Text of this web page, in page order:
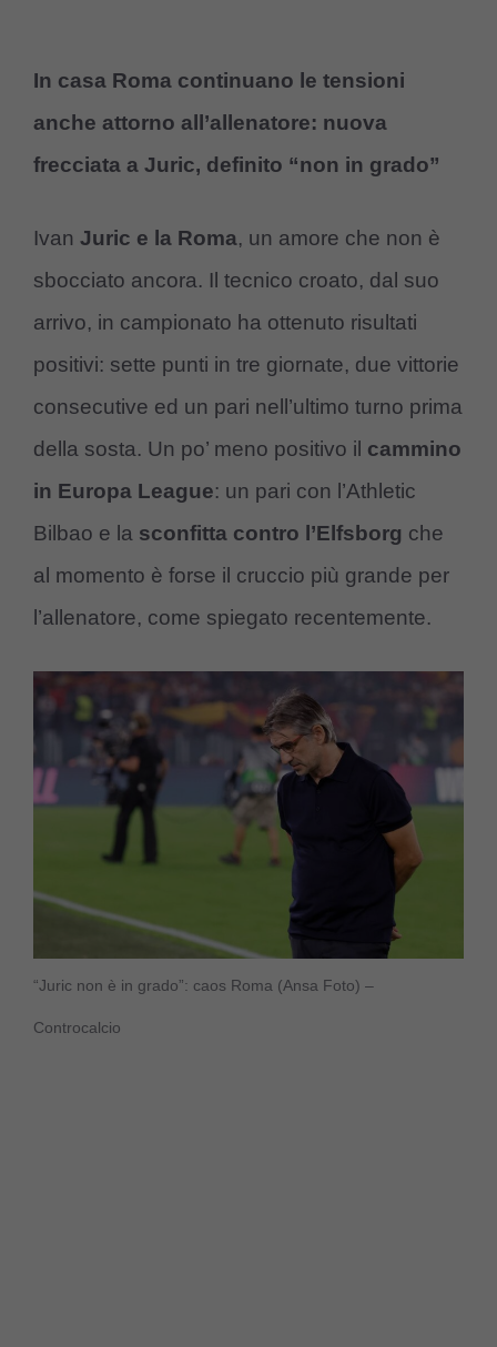
In casa Roma continuano le tensioni
anche attorno all’allenatore: nuova
frecciata a Juric, definito “non in grado”
Ivan Juric e la Roma, un amore che non è
sbocciato ancora. Il tecnico croato, dal suo
arrivo, in campionato ha ottenuto risultati
positivi: sette punti in tre giornate, due vittorie
consecutive ed un pari nell’ultimo turno prima
della sosta. Un po’ meno positivo il cammino
in Europa League: un pari con l’Athletic
Bilbao e la sconfitta contro l’Elfsborg che
al momento è forse il cruccio più grande per
l’allenatore, come spiegato recentemente.
“Juric non è in grado”: caos Roma (Ansa Foto) –
Controcalcio